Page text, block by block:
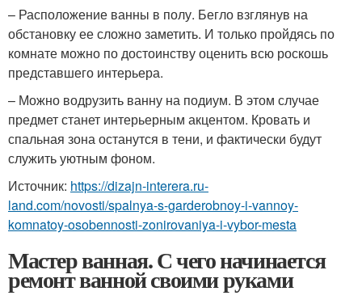
– Расположение ванны в полу. Бегло взглянув на
обстановку ее сложно заметить. И только пройдясь по
комнате можно по достоинству оценить всю роскошь
представшего интерьера.
– Можно водрузить ванну на подиум. В этом случае
предмет станет интерьерным акцентом. Кровать и
спальная зона останутся в тени, и фактически будут
служить уютным фоном.
Источник: https://dizajn-interera.ru-
land.com/novosti/spalnya-s-garderobnoy-i-vannoy-
komnatoy-osobennosti-zonirovaniya-i-vybor-mesta
Мастер ванная. С чего начинается
ремонт ванной своими руками